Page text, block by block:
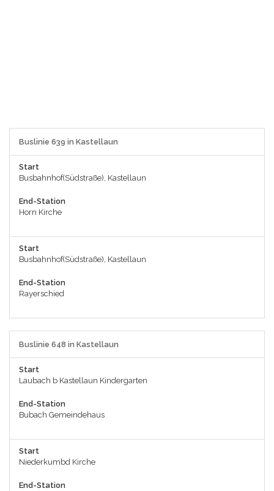
Buslinie 639 in Kastellaun
Start
Busbahnhof(Südstraße), Kastellaun
End-Station
Horn Kirche
Start
Busbahnhof(Südstraße), Kastellaun
End-Station
Rayerschied
Buslinie 648 in Kastellaun
Start
Laubach b Kastellaun Kindergarten
End-Station
Bubach Gemeindehaus
Start
Niederkumbd Kirche
End-Station